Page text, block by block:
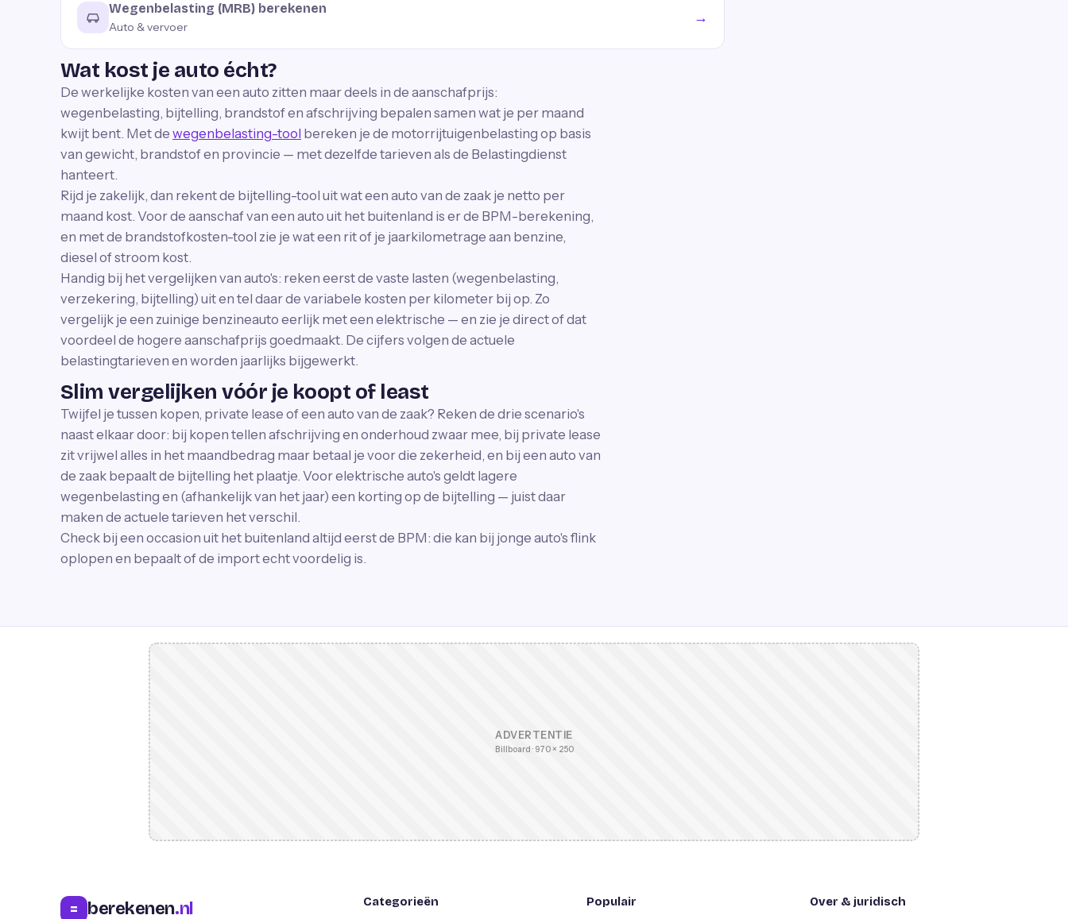
Wegenbelasting (MRB) berekenen
Auto & vervoer
→
Wat kost je auto écht?
De werkelijke kosten van een auto zitten maar deels in de aanschafprijs:
wegenbelasting, bijtelling, brandstof en afschrijving bepalen samen wat je per maand
kwijt bent. Met de wegenbelasting-tool bereken je de motorrijtuigenbelasting op basis
van gewicht, brandstof en provincie — met dezelfde tarieven als de Belastingdienst
hanteert.
Rijd je zakelijk, dan rekent de bijtelling-tool uit wat een auto van de zaak je netto per
maand kost. Voor de aanschaf van een auto uit het buitenland is er de BPM-berekening,
en met de brandstofkosten-tool zie je wat een rit of je jaarkilometrage aan benzine,
diesel of stroom kost.
Handig bij het vergelijken van auto's: reken eerst de vaste lasten (wegenbelasting,
verzekering, bijtelling) uit en tel daar de variabele kosten per kilometer bij op. Zo
vergelijk je een zuinige benzineauto eerlijk met een elektrische — en zie je direct of dat
voordeel de hogere aanschafprijs goedmaakt. De cijfers volgen de actuele
belastingtarieven en worden jaarlijks bijgewerkt.
Slim vergelijken vóór je koopt of least
Twijfel je tussen kopen, private lease of een auto van de zaak? Reken de drie scenario's
naast elkaar door: bij kopen tellen afschrijving en onderhoud zwaar mee, bij private lease
zit vrijwel alles in het maandbedrag maar betaal je voor die zekerheid, en bij een auto van
de zaak bepaalt de bijtelling het plaatje. Voor elektrische auto's geldt lagere
wegenbelasting en (afhankelijk van het jaar) een korting op de bijtelling — juist daar
maken de actuele tarieven het verschil.
Check bij een occasion uit het buitenland altijd eerst de BPM: die kan bij jonge auto's flink
oplopen en bepaalt of de import echt voordelig is.
ADVERTENTIE
Billboard · 970 × 250
= berekenen.nl Categorieën Populair Over & juridisch